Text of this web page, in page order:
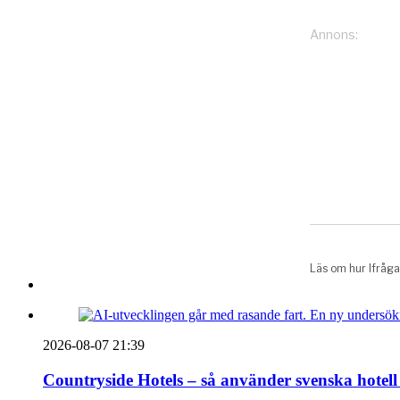
2026-08-07 21:39
Countryside Hotels – så använder svenska